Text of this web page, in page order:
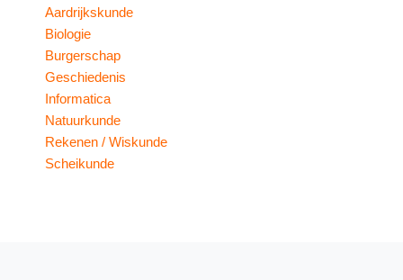
Aardrijkskunde
Biologie
Burgerschap
Geschiedenis
Informatica
Natuurkunde
Rekenen / Wiskunde
Scheikunde